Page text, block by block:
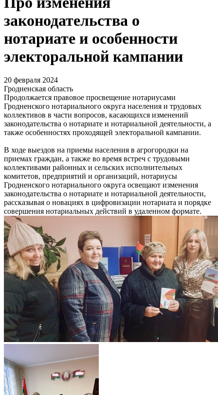
законодательства о
нотариате и особенности
электоральной кампании
20 февраля 2024
Гродненская область
Продолжается правовое просвещение нотариусами
Гродненского нотариального округа населения и трудовых
коллективов в части вопросов, касающихся изменений
законодательства о нотариате и нотариальной деятельности, а
также особенностях проходящей электоральной кампании.
В ходе выездов на приемы населения в агрогородки на
приемах граждан, а также во время встреч с трудовыми
коллективами районных и сельских исполнительных
комитетов, предприятий и организаций, нотариусы
Гродненского нотариального округа освещают изменения
законодательства о нотариате и нотариальной деятельности,
рассказывая о новациях в цифровизации нотариата и порядке
совершения нотариальных действий в удаленном формате.